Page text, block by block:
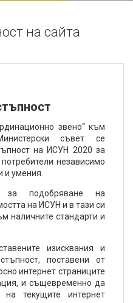
на сайта
звено“ към
съвет се
на ИСУН 2020 за
независимо
и умения.
за подобряване на
на ИСУН и в тази си
наличните стандарти и
изисквания и
поставени от
интернет страниците
и същевременно да
на текущите интернет